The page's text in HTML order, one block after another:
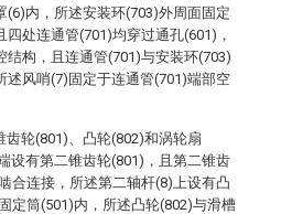
(6)内，所述安装环(703)外周面固定
处连通管(701)均穿过通孔(601)，
结构，且连通管(701)与安装环(703)
述风哨(7)固定于连通管(701)端部空
轮(801)、凸轮(802)和涡轮扇
设有第二锥齿轮(801)，且第二锥齿
合连接，所述第二轴杆(8)上设有凸
定筒(501)内，所述凸轮(802)与滑槽